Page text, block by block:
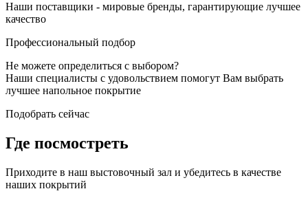
Наши поставщики - мировые бренды, гарантирующие лучшее
качество
Профессиональный подбор
Не можете определиться с выбором?
Наши специалисты с удовольствием помогут Вам выбрать
лучшее напольное покрытие
Подобрать сейчас
Где посмостреть
Приходите в наш выстовочный зал и убедитесь в качестве
наших покрытий